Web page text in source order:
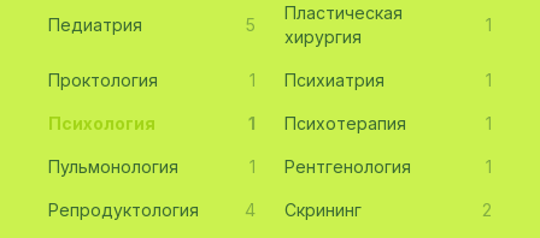
Педиатрия 5
Пластическая
хирургия
1
Проктология 1 Психиатрия 1
Психология 1 Психотерапия 1
Пульмонология 1 Рентгенология 1
Репродуктология 4 Скрининг 2